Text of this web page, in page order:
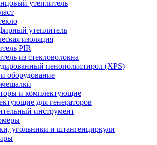
утеплитель
утеплитель
изоляция
PIR
из стекловолокна
пенополистирол (XPS)
оборудование
и комплектующие
для генераторов
инструмент
угольники и штангенциркули